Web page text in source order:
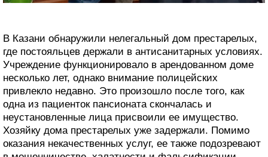
В Казани обнаружили нелегальный дом престарелых,
где постояльцев держали в антисанитарных условиях.
Учреждение функционировало в арендованном доме
несколько лет, однако внимание полицейских
привлекло недавно. Это произошло после того, как
одна из пациенток пансионата скончалась и
неустановленные лица присвоили ее имущество.
Хозяйку дома престарелых уже задержали. Помимо
оказания некачественных услуг, ее также подозревают